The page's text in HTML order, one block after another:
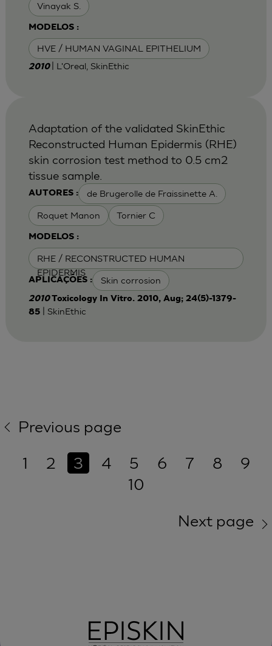
Vinayak S.
MODELOS :
HVE / HUMAN VAGINAL EPITHELIUM
2010 | L'Oreal, SkinEthic
AUTORES : de Brugerolle de Fraissinette A.
Roquet Manon Tornier C
MODELOS :
RHE / RECONSTRUCTED HUMAN
EPIDERMIS
APLICAÇÕES : Skin corrosion
Adaptation of the validated SkinEthic
Reconstructed Human Epidermis (RHE)
skin corrosion test method to 0.5 cm2
tissue sample.
2010Toxicology In Vitro. 2010, Aug; 24(5)-1379-
85| SkinEthic
Previous page
1
2 3 4 5 6 7 8
9
10
Next page